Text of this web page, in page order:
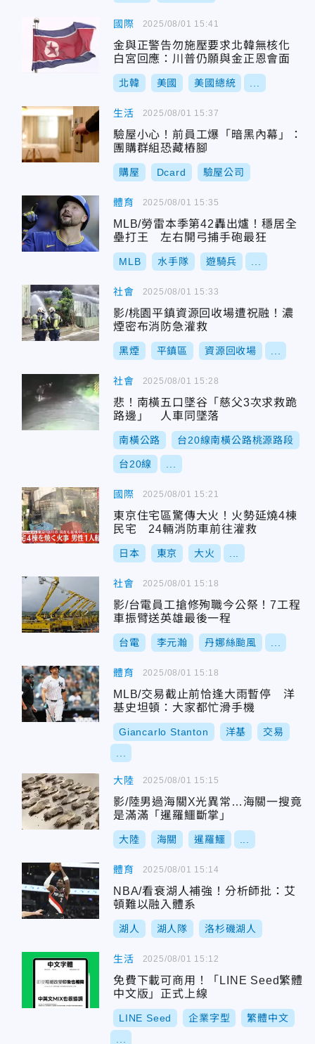
國際
金與正警告勿施壓要求北韓無核化
白宮回應：川普仍願與金正恩會面
北韓 美國 美國總統
2025/08/01 15:41
生活
驗屋小心！前員工爆「暗黑內幕」：
團購群組恐藏樁腳
購屋 Dcard 驗屋公司
2025/08/01 15:37
體育
MLB/勞雷本季第42轟出爐！穩居全
壘打王 左右開弓捕手砲最狂
MLB 水手隊 遊騎兵
2025/08/01 15:35
社會
影/桃園平鎮資源回收場遭祝融！濃
煙密布消防急灌救
黑煙 平鎮區 資源回收場
2025/08/01 15:33
社會
悲！南橫五口墜谷「慈父3次求救跪
路邊」 人車同墜落
南橫公路 台20線南橫公路桃源路段
台20線
2025/08/01 15:28
國際
東京住宅區驚傳大火！火勢延燒4棟
民宅 24輛消防車前往灌救
日本 東京 大火
2025/08/01 15:21
社會
影/台電員工搶修殉職今公祭！7工程
車振臂送英雄最後一程
台電 李元瀚 丹娜絲颱風
2025/08/01 15:18
體育
MLB/交易截止前恰逢大雨暫停 洋
基史坦頓：大家都忙滑手機
Giancarlo Stanton 洋基 交易
2025/08/01 15:18
大陸
影/陸男過海關X光異常…海關一搜竟
是滿滿「暹羅鱷斷掌」
大陸 海關 暹羅鱷
2025/08/01 15:15
體育
NBA/看衰湖人補強！分析師批：艾
頓難以融入體系
湖人 湖人隊 洛杉磯湖人
2025/08/01 15:14
生活
免費下載可商用！「LINE Seed繁體
中文版」正式上線
LINE Seed 企業字型 繁體中文
2025/08/01 15:12